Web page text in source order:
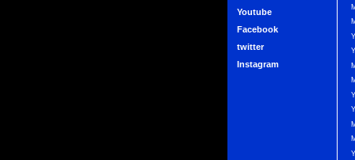
Youtube
Facebook
twitter
Instagram